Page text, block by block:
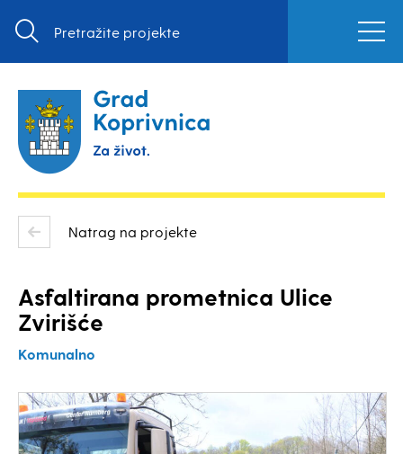
Natrag na projekte
Asfaltirana prometnica Ulice
Zvirišće
Komunalno